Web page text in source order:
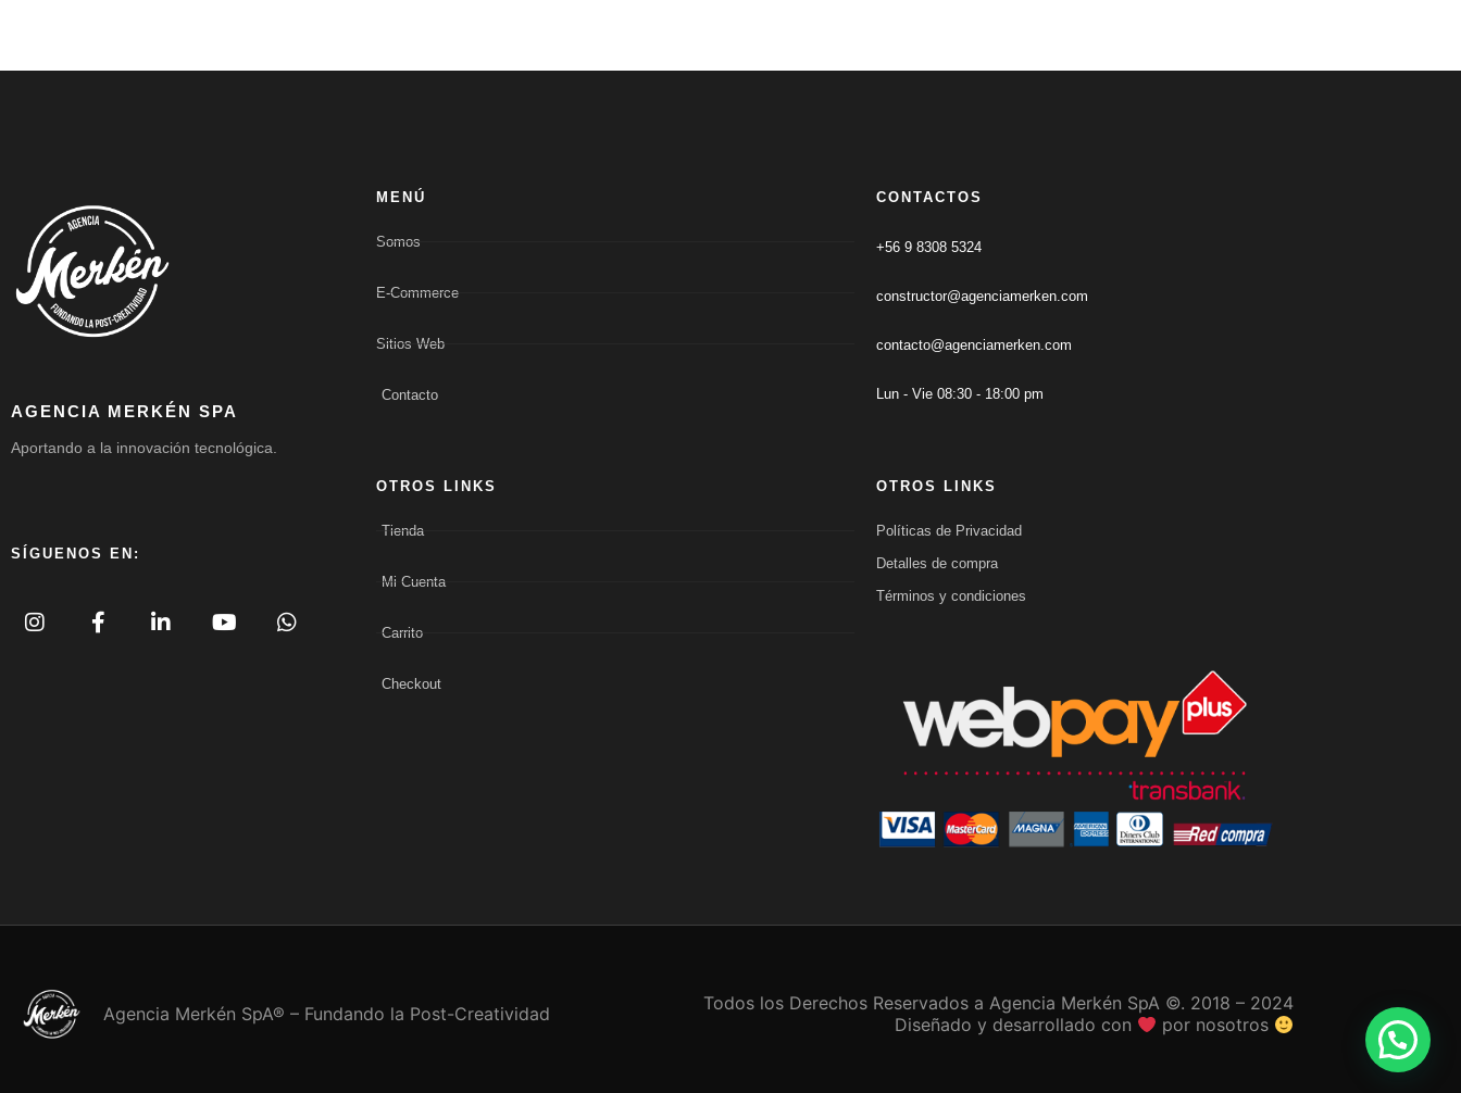
AGENCIA MERKÉN SPA
Aportando a la innovación tecnológica.
SÍGUENOS EN:
MENÚ
Somos
E-Commerce
Sitios Web
Contacto
OTROS LINKS
Tienda
Mi Cuenta
Carrito
Checkout
CONTACTOS
+56 9 8308 5324
constructor@agenciamerken.com
contacto@agenciamerken.com
Lun - Vie 08:30 - 18:00 pm
OTROS LINKS
Políticas de Privacidad
Detalles de compra
Términos y condiciones
Agencia Merkén SpA® – Fundando la Post-Creatividad
Todos los Derechos Reservados a Agencia Merkén SpA ©. 2018 – 2024
Diseñado y desarrollado con
por nosotros